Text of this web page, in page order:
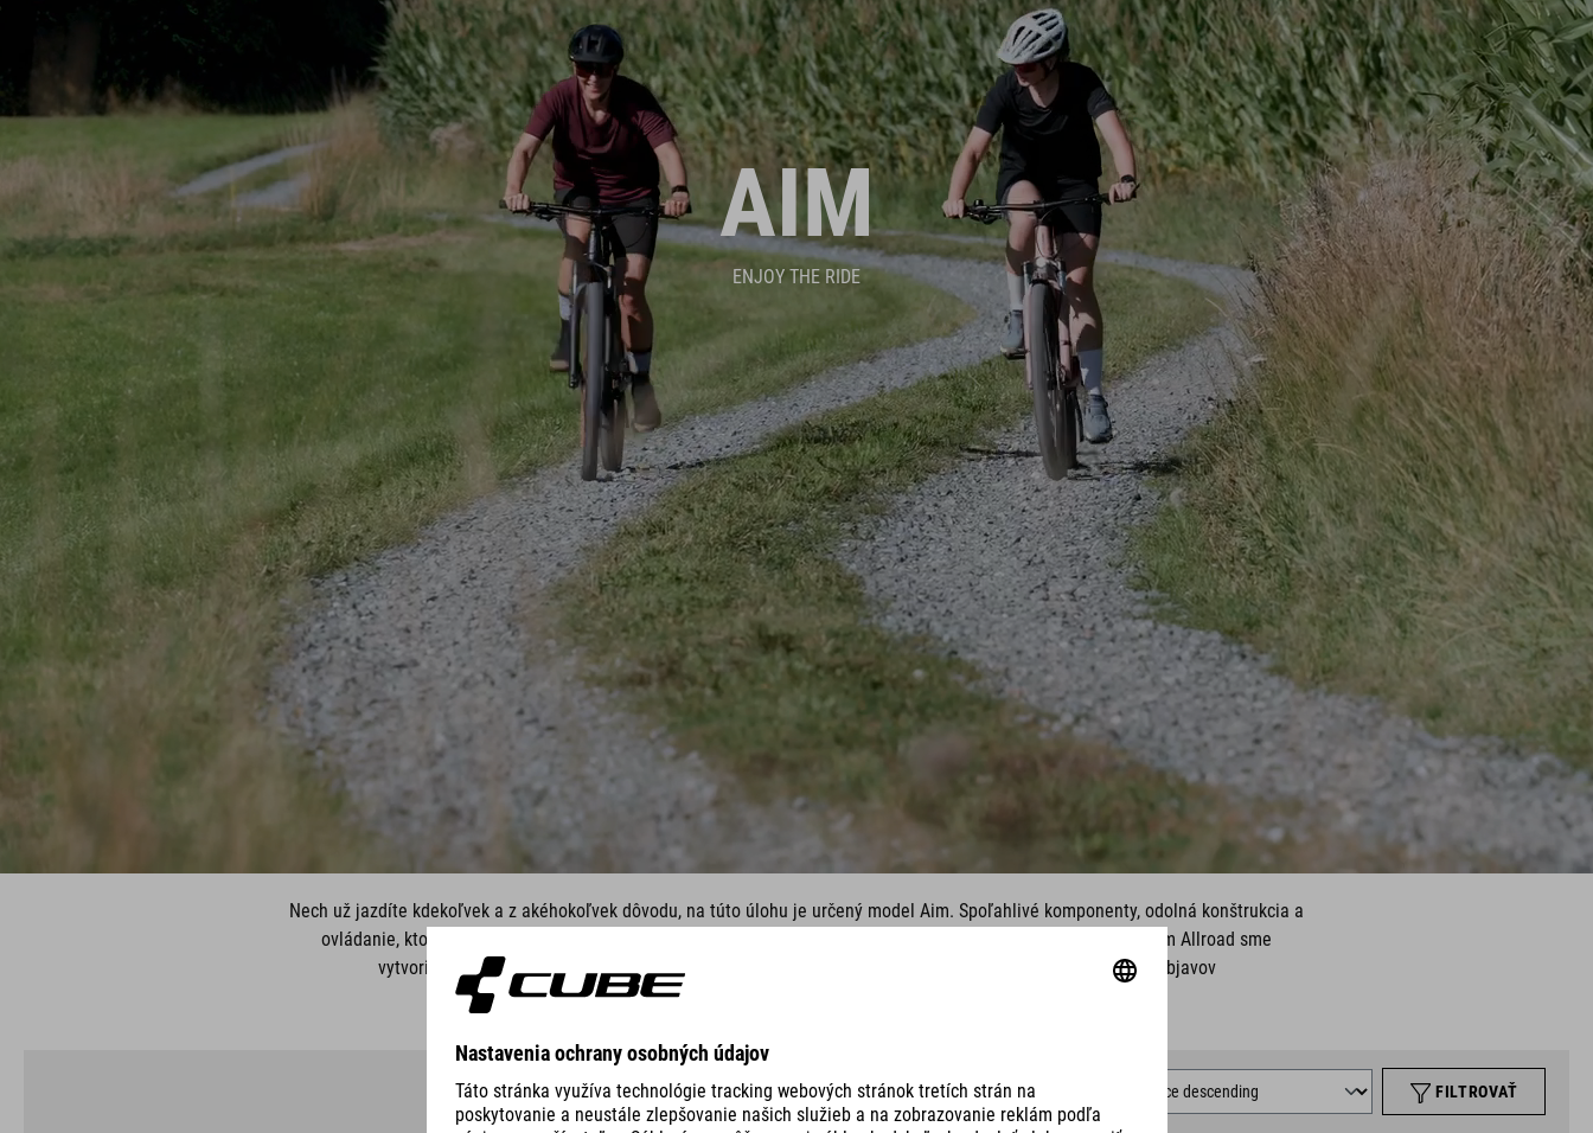
AIM
ENJOY THE RIDE
Nech už jazdíte kdekoľvek a z akéhokoľvek dôvodu, na túto úlohu je určený model Aim. Spoľahlivé komponenty, odolná konštrukcia a
ovládanie, ktoré sa opiera o čistý off-roadový rodokmeň, sú len začiatkom. S plne vybaveným modelovým radom Allroad sme
vytvorili bicykel, ktorý je rovnako pohodlný na každodenné dochádzanie do práce ako aj na víkendové objavov
FILTROVAŤ